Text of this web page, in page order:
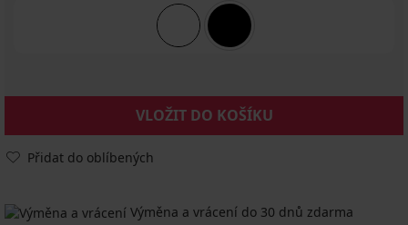
VLOŽIT DO KOŠÍKU
Přidat do oblíbených
Výměna a vrácení do 30 dnů zdarma